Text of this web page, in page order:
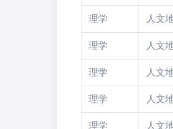
理学 人文
理学 人文
理学 人文
理学 人文
理学 人文